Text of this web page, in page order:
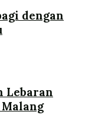
dengan
Lebaran